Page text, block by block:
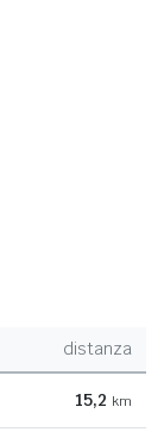
distanza
15,2 km